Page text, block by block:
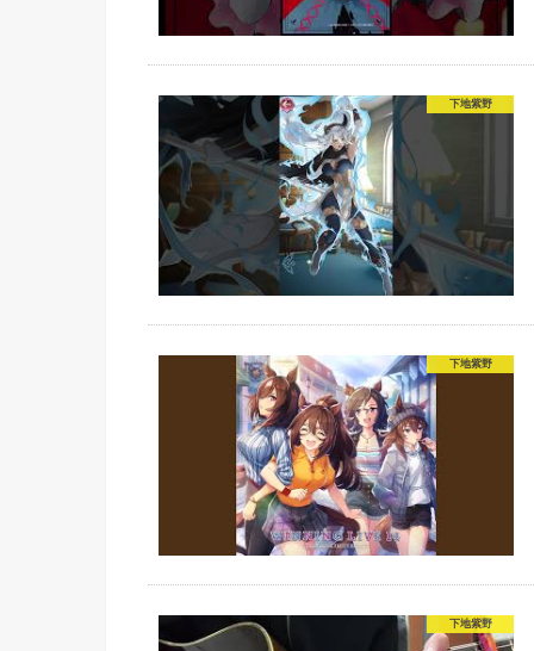
下地紫野
下地紫野
下地紫野